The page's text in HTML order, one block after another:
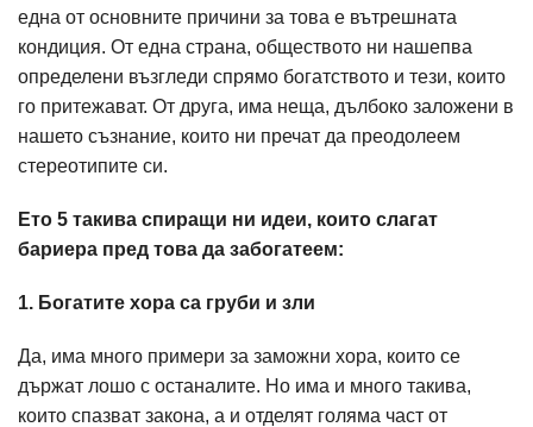
една от основните причини за това е вътрешната
кондиция. От една страна, обществото ни нашепва
определени възгледи спрямо богатството и тези, които
го притежават. От друга, има неща, дълбоко заложени в
нашето съзнание, които ни пречат да преодолеем
стереотипите си.
Ето 5 такива спиращи ни идеи, които слагат
бариера пред това да забогатеем:
1. Богатите хора са груби и зли
Да, има много примери за заможни хора, които се
държат лошо с останалите. Но има и много такива,
които спазват закона, а и отделят голяма част от